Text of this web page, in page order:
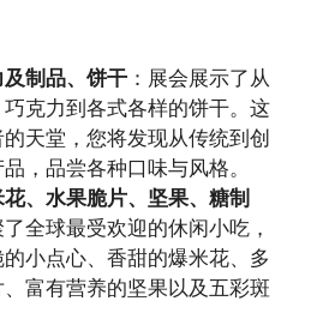
制品、饼干 ：展会展示了从
克力到各式各样的饼干。这
天堂，您将发现从传统到创
，品尝各种口味与风格。
、水果脆片、坚果、糖制
了全球最受欢迎的休闲小吃，
小点心、香甜的爆米花、多
富有营养的坚果以及五彩斑